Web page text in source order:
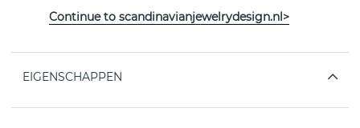
Décor: l 29 mm x w 22.5 mm. The inner circumference
of the necklace is approximately 40 cm.
EIGENSCHAPPEN
Continue to scandinavianjewelrydesign.nl>